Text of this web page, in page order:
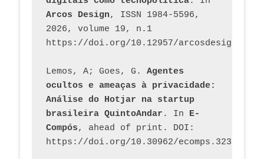
Arcos Design, ISSN 1984-5596,
2026, volume 19, n.1
https://doi.org/10.12957/
Lemos, A; Goes, G. Agentes
ocultos e ameaças à privacidade:
Análise do Hotjar na startup
brasileira QuintoAndar . In E-
Compós, ahead of print. DOI:
https://doi.org/10.30962/ecomps.3231